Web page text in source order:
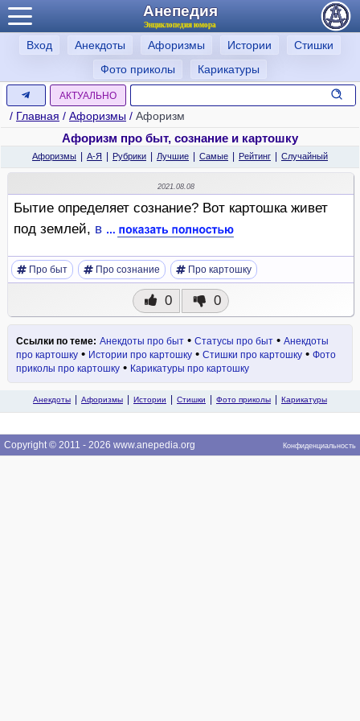
Анепедия
Энциклопедия юмора
Вход Анекдоты Афоризмы Истории
Стишки
Фото приколы
Карикатуры
АКТУАЛЬНО
/ Главная / Афоризмы / Афоризм
Афоризм про быт, сознание и картошку
Афоризмы А-Я Рубрики Лучшие Самые Рейтинг Случайный
2021.08.08
Бытие определяет сознание? Вот картошка живет
под землей, в
Про быт Про сознание Про картошку
0 0
Ссылки по теме: Анекдоты про быт • Статусы про быт • Анекдоты
про картошку • Истории про картошку • Стишки про картошку • Фото
приколы про картошку • Карикатуры про картошку
Анекдоты Афоризмы Истории Стишки Фото приколы Карикатуры
Copyright © 2011 - 2026 www.anepedia.org Конфиденциальность